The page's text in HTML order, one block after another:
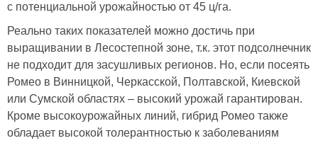
с потенциальной урожайностью от 45 ц/га.
Реально таких показателей можно достичь при
выращивании в Лесостепной зоне, т.к. этот подсолнечник
не подходит для засушливых регионов. Но, если посеять
Ромео в Винницкой, Черкасской, Полтавской, Киевской
или Сумской областях – высокий урожай гарантирован.
Кроме высокоурожайных линий, гибрид Ромео также
обладает высокой толерантностью к заболеваниям